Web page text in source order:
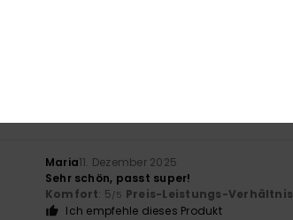
Maria11. Dezember 2025
Sehr schön, passt super!
Komfort: 5/5 Preis-Leistungs-Verhältnis
Ich empfehle dieses Produkt